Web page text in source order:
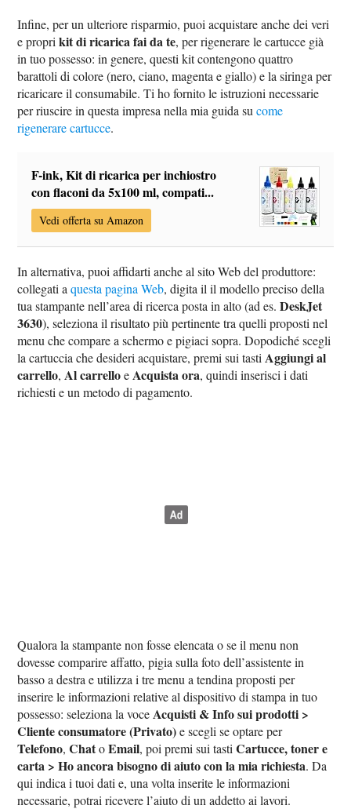
Infine, per un ulteriore risparmio, puoi acquistare anche dei veri
e proprikit di ricarica fai da te, per rigenerare le cartucce già
in tuo possesso: in genere, questi kit contengono quattro
barattoli di colore (nero, ciano, magenta e giallo) e la siringa per
ricaricare il consumabile. Ti ho fornito le istruzioni necessarie
per riuscire in questa impresa nella mia guida sucome
rigenerare cartucce.
F-ink, Kit di ricarica per inchiostro
con flaconi da 5x100 ml, compati...
Vedi offerta su Amazon
In alternativa, puoi affidarti anche al sito Web del produttore:
collegati aquesta pagina Web, digita il il modello preciso della
tua stampante nell’area di ricerca posta in alto (ad es.DeskJet
3630), seleziona il risultato più pertinente tra quelli proposti nel
menu che compare a schermo e pigiaci sopra. Dopodiché scegli
la cartuccia che desideri acquistare, premi sui tasti Aggiungi al
carrello, Al carrelloe Acquista ora, quindi inserisci i dati
richiesti e un metodo di pagamento.
Qualora la stampante non fosse elencata o se il menu non
dovesse comparire affatto, pigia sulla foto dell’assistente in
basso a destra e utilizza i tre menu a tendina proposti per
inserire le informazioni relative al dispositivo di stampa in tuo
possesso: seleziona la voce Acquisti & Info sui prodotti >
Cliente consumatore (Privato)e scegli se optare per
Telefono,ChatoEmail, poi premi sui tastiCartucce, toner e
carta > Ho ancora bisogno di aiuto con la mia richiesta. Da
qui indica i tuoi dati e, una volta inserite le informazioni
necessarie, potrai ricevere l’aiuto di un addetto ai lavori.